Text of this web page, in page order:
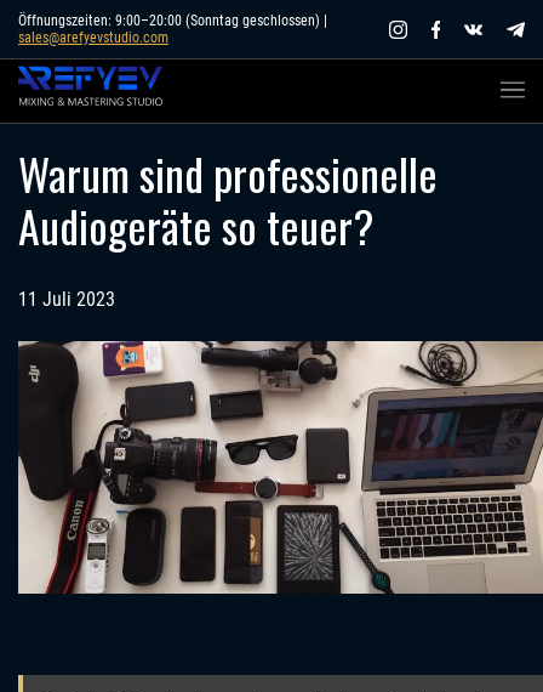
Skip
content
Öffnungszeiten: 9:00–20:00 (Sonntag geschlossen) |
sales@arefyevstudio.com
Warum sind professionelle
Audiogeräte so teuer?
11 Juli 2023